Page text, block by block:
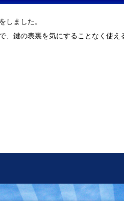
しました。
、鍵の表裏を気にすることなく使え